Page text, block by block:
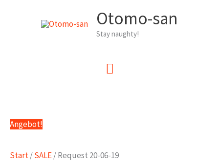
Otomo-san
Stay naughty!
Hauptmenü
Angebot!
Start/SALE/ Request 20-06-19